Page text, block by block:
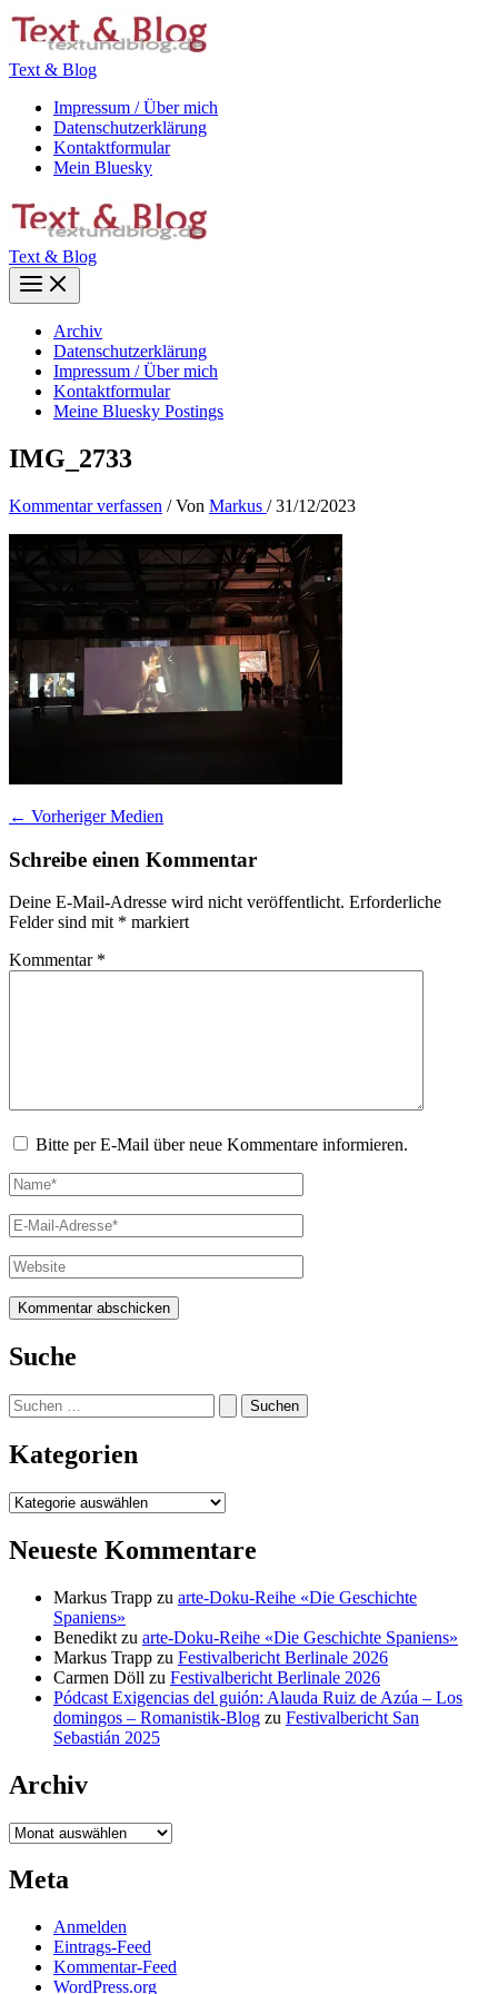
Zum
Inhalt
Text & Blog
Impressum / Über mich
Datenschutzerklärung
Kontaktformular
Mein Bluesky
Text & Blog
Main
Menu
Archiv
Datenschutzerklärung
Impressum / Über mich
Kontaktformular
Meine Bluesky Postings
IMG_2733
Kommentar verfassen / Von Markus /31/12/2023
← Vorheriger Medien
Schreibe einen Kommentar
Deine E-Mail-Adresse wird nicht veröffentlicht. Erforderliche
Felder sind mit * markiert
Kommentar *
Bitte per E-Mail über neue Kommentare informieren.
Name*
E-
Mail-
Adresse*
Website
Suche
Suchen
nach:
Kategorien
Kategorien
Neueste Kommentare
Markus Trapp zu arte-Doku-Reihe «Die Geschichte
Spaniens»
Benedikt zu arte-Doku-Reihe «Die Geschichte Spaniens»
Markus Trapp zu Festivalbericht Berlinale 2026
Carmen Döll zu Festivalbericht Berlinale 2026
Pódcast Exigencias del guión: Alauda Ruiz de Azúa – Los
domingos – Romanistik-Blog zu Festivalbericht San
Sebastián 2025
Archiv
Archiv
Meta
Anmelden
Eintrags-Feed
Kommentar-Feed
WordPress.org